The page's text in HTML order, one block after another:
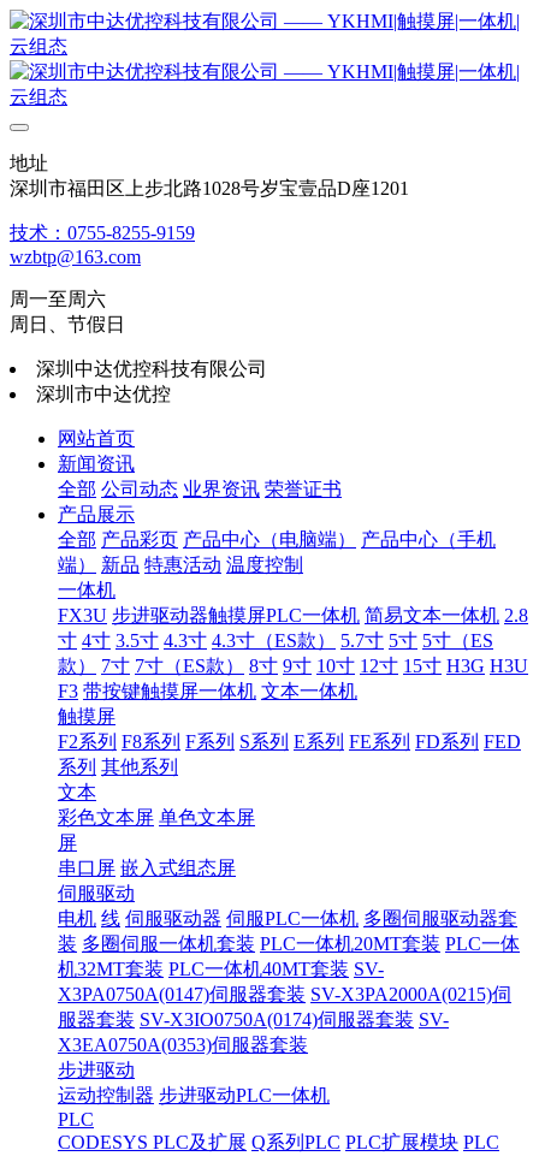
地址
深圳市福田区上步北路1028号岁宝壹品D座1201
技术：0755-8255-9159
wzbtp@163.com
周一至周六
周日、节假日
深圳中达优控科技有限公司
深圳市中达优控
网站首页
新闻资讯
全部 公司动态 业界资讯 荣誉证书
产品展示
全部 产品彩页 产品中心（电脑端）
产品中心（手机
端）
新品 特惠活动 温度控制
一体机
FX3U 步进驱动器触摸屏PLC一体机 简易文本一体机 2.8
寸 4寸 3.5寸 4.3寸 4.3寸（ES款） 5.7寸 5寸 5寸（ES
款）
7寸 7寸（ES款） 8寸 9寸 10寸 12寸 15寸 H3G H3U
F3 带按键触摸屏一体机 文本一体机
触摸屏
F2系列 F8系列 F系列 S系列 E系列 FE系列 FD系列 FED
系列 其他系列
文本
彩色文本屏 单色文本屏
屏
串口屏 嵌入式组态屏
伺服驱动
电机 线 伺服驱动器 伺服PLC一体机 多圈伺服驱动器套
装 多圈伺服一体机套装 PLC一体机20MT套装 PLC一体
机32MT套装 PLC一体机40MT套装 SV-
X3PA0750A(0147)伺服器套装 SV-X3PA2000A(0215)伺
服器套装 SV-X3IO0750A(0174)伺服器套装 SV-
X3EA0750A(0353)伺服器套装
步进驱动
运动控制器 步进驱动PLC一体机
PLC
CODESYS PLC及扩展 Q系列PLC PLC扩展模块 PLC